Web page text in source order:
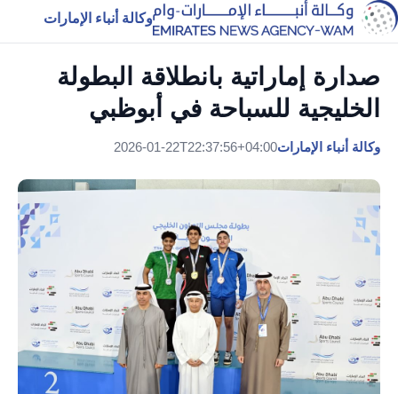
وكالة أنباء الإمارات
صدارة إماراتية بانطلاقة البطولة
الخليجية للسباحة في أبوظبي
وكالة أنباء الإمارات2026-01-22T22:37:56+04:00